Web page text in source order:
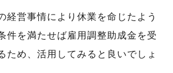
経営事情により休業を命じたよう
件を満たせば雇用調整助成金を受
ため、活用してみると良いでしょ